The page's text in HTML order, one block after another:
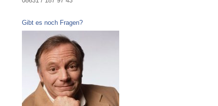
Gibt es noch Fragen?